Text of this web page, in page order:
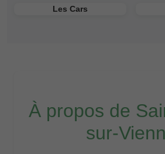
Les Cars
À propos de
sur-